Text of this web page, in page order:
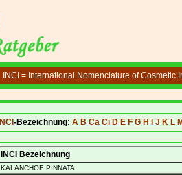
INCI = International Nomenclature of Cosmetic
INCI -Bezeichnung: A B Ca Ci D E F G H J K L
INCI Bezeichnung
KALANCHOE PINNATA